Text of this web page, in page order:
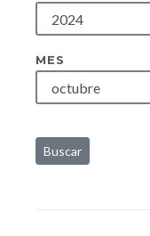
MES
Buscar